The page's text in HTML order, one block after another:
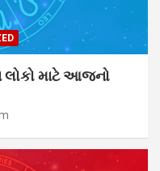
લોકો માટે આજનો